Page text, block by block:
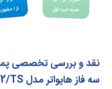
سه فاز هایواتر مدل HWJ4/2/TS